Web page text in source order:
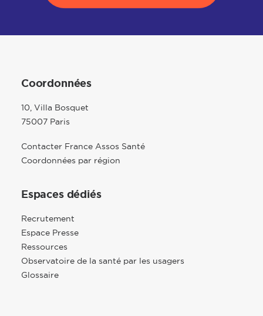
Coordonnées
10, Villa Bosquet
75007 Paris
Contacter France Assos Santé
Coordonnées par région
Espaces dédiés
Recrutement
Espace Presse
Ressources
Observatoire de la santé par les usagers
Glossaire